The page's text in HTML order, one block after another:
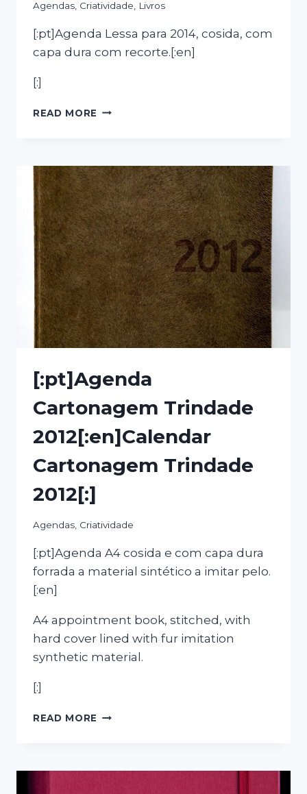
Agendas Criatividade Livros
[:pt]Agenda Lessa para 2014, cosida, com
capa dura com recorte.[:en]
[:]
READ MORE [:PT]AGENDA
[:pt]Agenda
Cartonagem Trindade
2012[:en]Calendar
Cartonagem Trindade
2012[:]
Agendas Criatividade
[:pt]Agenda A4 cosida e com capa dura
forrada a material sintético a imitar pelo.
[:en]
A4 appointment book, stitched, with
hard cover lined with fur imitation
synthetic material.
[:]
READ MORE [:PT]AGENDA
CARTONAGEM